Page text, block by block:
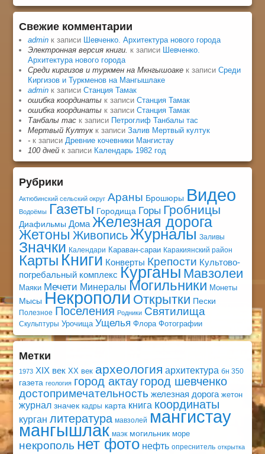
Свежие комментарии
admin к записи Шевченко. Архитектура нового города
Электронная версия книги. к записи Шевченко.
Архитектура нового города
Среди киргизов и туркмен на Мкнгышоаке к записиСреди
Киргизов и Туркменов на Мангышлаке
admin к записиСтанция Тамак
ошибка координаты к записиСтанция Тамак
ошибка координаты к записиСтанция Тамак
Танбалы тас к записи Петроглиф Танбалы тас
Мертвый Култукк записиЗалив Мертвый култук
- к записи Древние кочевники Мангистау
100 дней к записи Календарь 1982 год
Рубрики
Актюбинский сельский округ Араны Брошюры Видео
Водоёмы Газеты Городища Горы Гробницы
Диафильмы Дома Железная дорога
Жетоны Живопись Журналы Заливы
Значки Календари Караван-сараи Каракиянский район
Карты Книги Конверты Крепости Культово-
погребальный комплекс Курганы Мавзолеи
Маяки Мечети Минералы Могильники Монеты
Мысы Некрополи Открытки Пески
Полезное Поселения Родники Святилища
Скульптуры Урочища Ущелья Флора Фотографии
Метки
1973 XIX век XX век археология архитектура бн 350
газета геология город актау город шевченко
достопримечательность железная дорога жетон
журнал значек кадры карта книга координаты
курган литература мавзолей мангистау
мангышлак маэк могильник море
некрополь нет фото нефть опреснитель открытка